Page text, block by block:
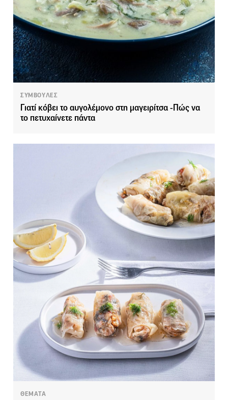
ΣΥΜΒΟΥΛΕΣ
Γιατί κόβει το αυγολέμονο στη μαγειρίτσα -Πώς να
το πετυχαίνετε πάντα
ΘΕΜΑΤΑ